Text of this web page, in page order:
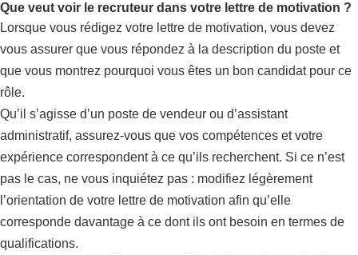
Que veut voir le recruteur dans votre lettre de motivation ?
Lorsque vous rédigez votre lettre de motivation, vous devez
vous assurer que vous répondez à la description du poste et
que vous montrez pourquoi vous êtes un bon candidat pour ce
rôle.
Qu’il s’agisse d’un poste de vendeur ou d’assistant
administratif, assurez-vous que vos compétences et votre
expérience correspondent à ce qu’ils recherchent. Si ce n’est
pas le cas, ne vous inquiétez pas : modifiez légèrement
l’orientation de votre lettre de motivation afin qu’elle
corresponde davantage à ce dont ils ont besoin en termes de
qualifications.